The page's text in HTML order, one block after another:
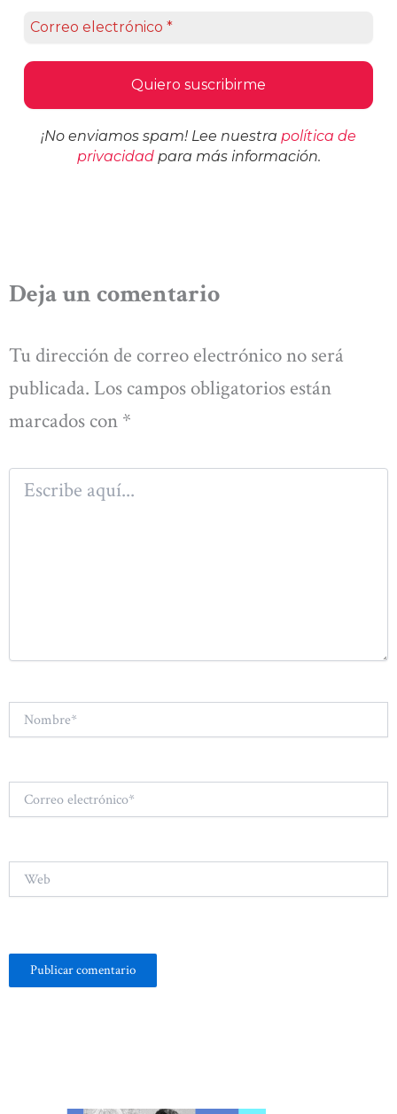
¡No enviamos spam! Lee nuestra política de
privacidadpara más información.
Deja un comentario
Tu dirección de correo electrónico no será
publicada. Los campos obligatorios están
marcados con *
Escribe
aquí...
electrónico*